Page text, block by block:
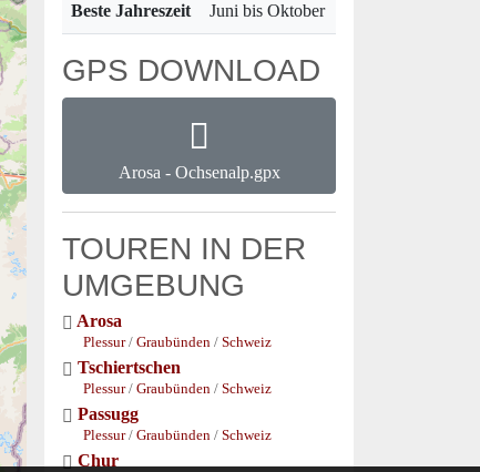
Beste Jahreszeit Juni bis Oktober
GPS DOWNLOAD
Arosa - Ochsenalp.gpx
TOUREN IN DER
UMGEBUNG
Arosa
Plessur/Graubünden/Schweiz
Tschiertschen
Plessur/Graubünden/Schweiz
Passugg
Plessur/Graubünden/Schweiz
Chur